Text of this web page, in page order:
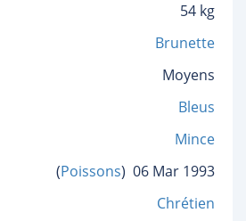
54 kg
Brunette
Moyens
Bleus
Mince
(Poissons) 06 Mar 1993
Chrétien